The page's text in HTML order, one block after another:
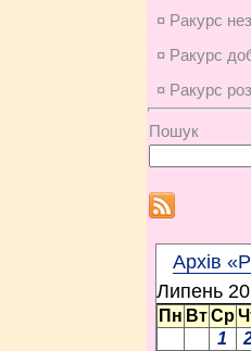
¤ Ракурс
¤ Ракурс
¤ Ракурс
Пошук
Архів
Липень
Пн Вт Ср
1